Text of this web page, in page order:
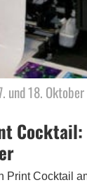
und 18.
Print Cocktail